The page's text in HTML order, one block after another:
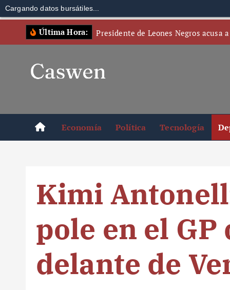
Cargando datos bursátiles...
Última Hora: Presidente de Leones Negros acusa
Economía Política Tecnología
Kimi
pole en el
delante de